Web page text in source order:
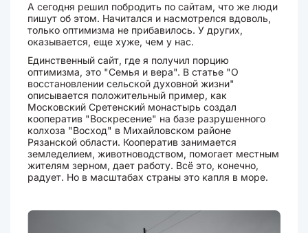
А сегодня решил побродить по сайтам, что же люди
пишут об этом. Начитался и насмотрелся вдоволь,
только оптимизма не прибавилось. У других,
оказывается, еще хуже, чем у нас.
Единственный сайт, где я получил порцию
оптимизма, это "Семья и вера". В статье "О
восстановлении сельской духовной жизни"
описывается положительный пример, как
Московский Сретенский монастырь создал
кооператив "Воскресение" на базе разрушенного
колхоза "Восход" в Михайловском районе
Рязанской области. Кооператив занимается
земледелием, животноводством, помогает местным
жителям зерном, дает работу. Всё это, конечно,
радует. Но в масштабах страны это капля в море.